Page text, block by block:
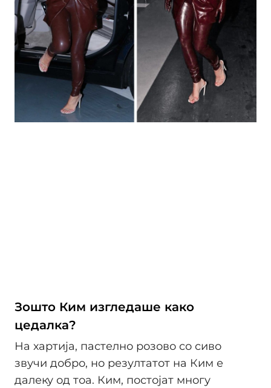
Зошто Ким изгледаше како
цедалка?
На хартија, пастелно розово со сиво
звучи добро, но резултатот на Ким е
далеку од тоа. Ким, постојат многу